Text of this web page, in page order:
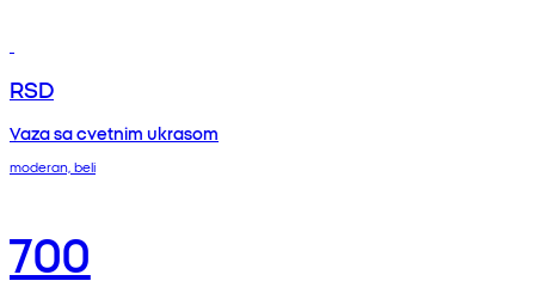
RSD
Vaza sa cvetnim ukrasom
moderan, beli
700